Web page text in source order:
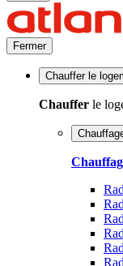
Fermer
Chauffer le
Chauffer le